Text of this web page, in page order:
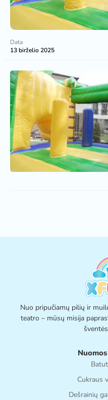
Data
13 birželio 2025
Nuo pripučiamų pilių ir
teatro – mūsų misija
Cukraus
Dešrainių